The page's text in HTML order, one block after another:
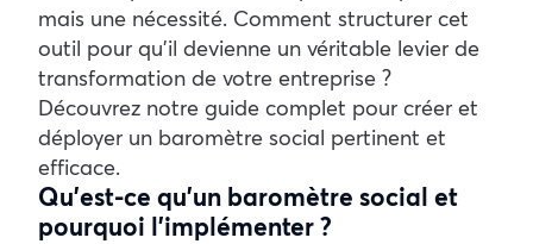
mais une nécessité. Comment structurer cet
outil pour qu’il devienne un véritable levier de
transformation de votre entreprise ?
Découvrez notre guide complet pour créer et
déployer un baromètre social pertinent et
efficace.
Qu’est-ce qu’un baromètre social et
pourquoi l’implémenter ?